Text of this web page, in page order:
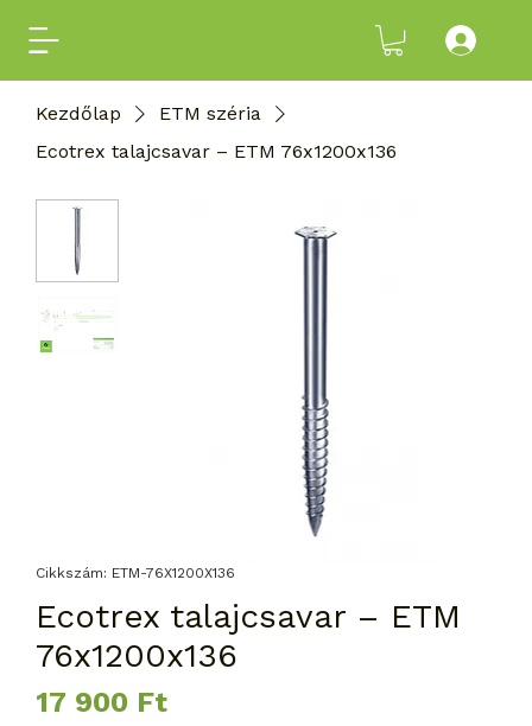
Kezdőlap
ETM széria
Ecotrex talajcsavar – ETM 76x1200x136
Cikkszám: ETM-76X1200X136
Ecotrex talajcsavar – ETM
76x1200x136
17 900 FtÁr